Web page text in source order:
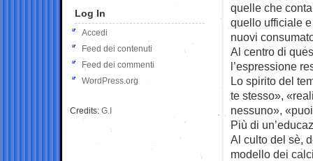
quelle che
quello ufficiale
nuovi
Al centro di
l’espressione
Lo spirito del
te stesso»,
nessuno»,
Più di
Al culto del sè,
modello dei
Log In
Accedi
Feed dei contenuti
Feed dei commenti
WordPress.org
Credits: G.I